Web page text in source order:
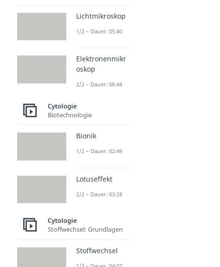
Lichtmikroskop
1/2 – Dauer: 05:40
Elektronenmikr
oskop
2/2 – Dauer: 06:44
Cytologie
Biotechnologie
Bionik
1/2 – Dauer: 02:49
Lotuseffekt
2/2 – Dauer: 03:28
Cytologie
Stoffwechsel: Grundlagen
Stoffwechsel